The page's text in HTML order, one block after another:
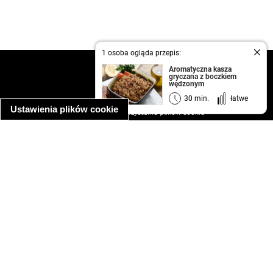
Ustawienia plików cookie
1 osoba ogląda przepis:
Aromatyczna kasza
gryczana z boczkiem
wędzonym
30 min.
łatwe
kontakt
regulamin
informacja o prywatności
informacja o wykorzystaniu plików cookie